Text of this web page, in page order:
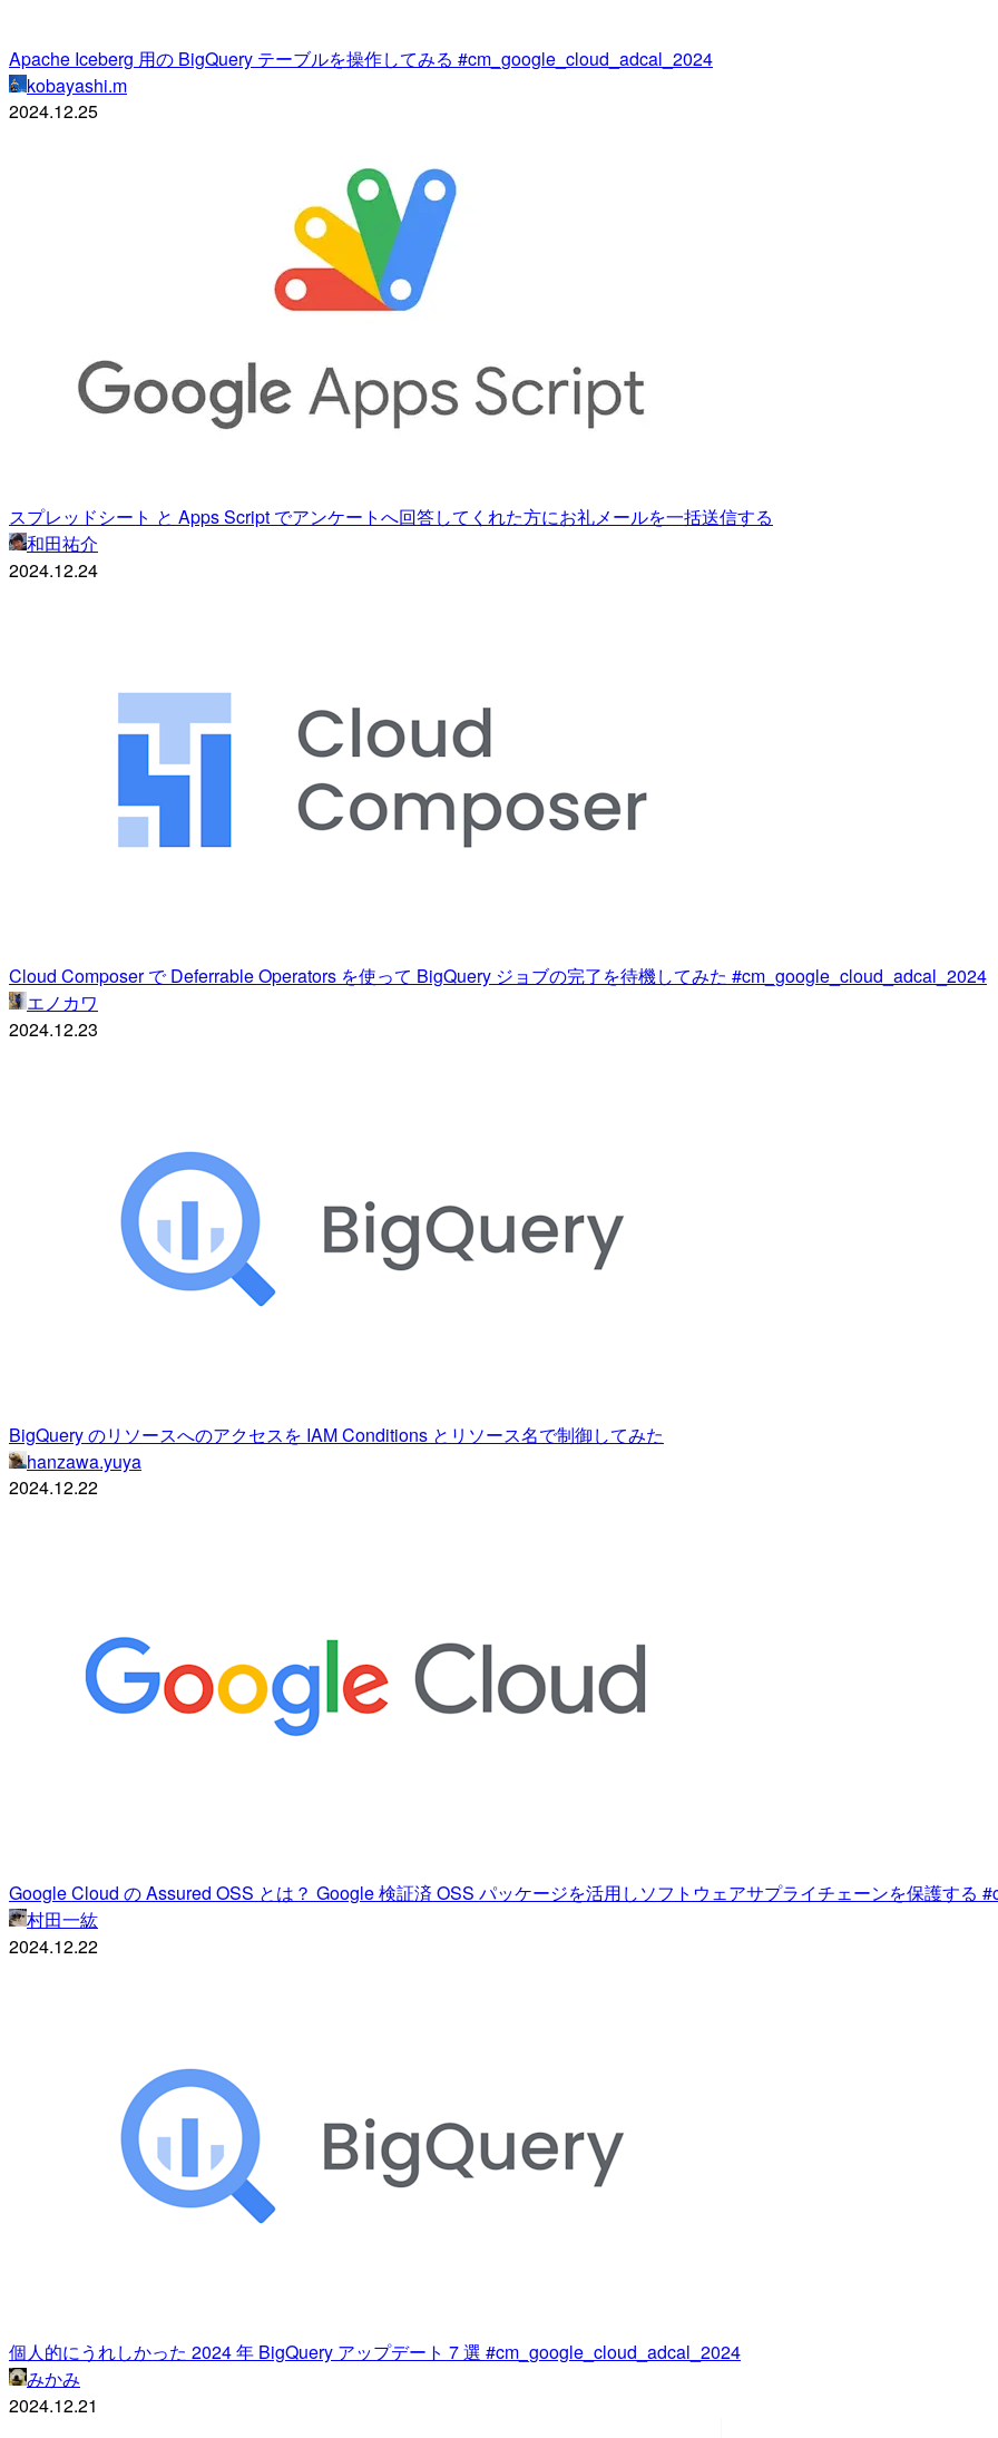
Apache Iceberg 用の BigQuery テーブルを操作してみる #cm_google_cloud_adcal_2024
kobayashi.m
2024.12.25
スプレッドシート と Apps Script でアンケートへ回答してくれた方にお礼メールを一括送信する
和田祐介
2024.12.24
Cloud Composer で Deferrable Operators を使って BigQuery ジョブの完了を待機してみた #cm_google_cloud_adcal_2024
エノカワ
2024.12.23
BigQuery のリソースへのアクセスを IAM Conditions とリソース名で制御してみた
hanzawa.yuya
2024.12.22
Google Cloud の Assured OSS とは？ Google 検証済 OSS パッケージを活用しソフトウェアサプライチェーンを保護する
村田一紘
2024.12.22
個人的にうれしかった 2024 年 BigQuery アップデート 7 選 #cm_google_cloud_adcal_2024
みかみ
2024.12.21